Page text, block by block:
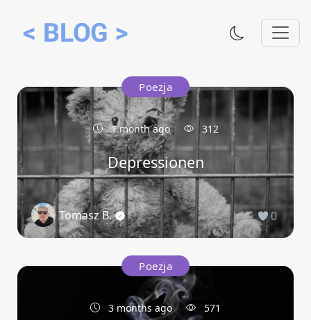
Poezja
1 month ago 312
Depressionen
Tomasz B. 0
Poezja
3 months ago 571